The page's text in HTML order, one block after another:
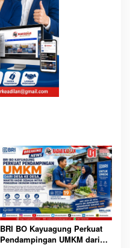
BRI BO Kayuagung Perkuat
Pendampingan UMKM dari